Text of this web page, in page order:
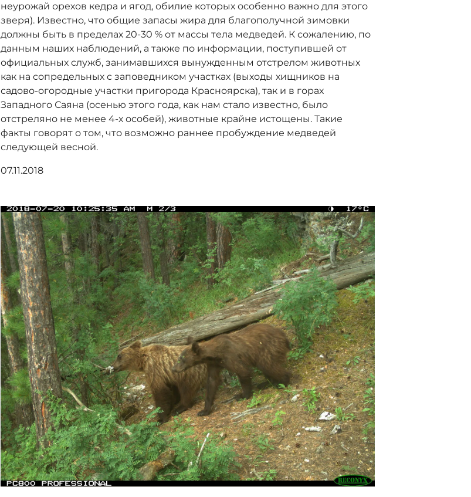
неурожай орехов кедра и ягод, обилие которых особенно важно для этого
зверя). Известно, что общие запасы жира для благополучной зимовки
должны быть в пределах 20-30 % от массы тела медведей. К сожалению, по
данным наших наблюдений, а также по информации, поступившей от
официальных служб, занимавшихся вынужденным отстрелом животных
как на сопредельных с заповедником участках (выходы хищников на
садово-огородные участки пригорода Красноярска), так и в горах
Западного Саяна (осенью этого года, как нам стало известно, было
отстреляно не менее 4-х особей), животные крайне истощены. Такие
факты говорят о том, что возможно раннее пробуждение медведей
следующей весной.
07.11.2018